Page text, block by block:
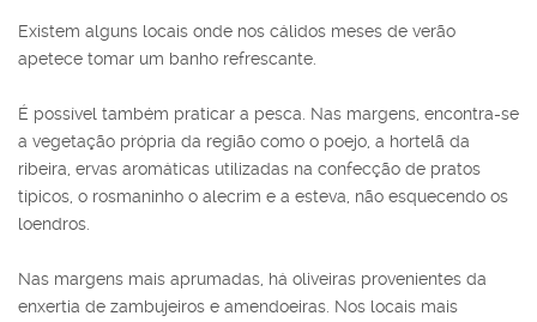
Existem alguns locais onde nos cálidos meses de verão
apetece tomar um banho refrescante.
É possível também praticar a pesca. Nas margens, encontra-se
a vegetação própria da região como o poejo, a hortelã da
ribeira, ervas aromáticas utilizadas na confecção de pratos
típicos, o rosmaninho o alecrim e a esteva, não esquecendo os
loendros.
Nas margens mais aprumadas, há oliveiras provenientes da
enxertia de zambujeiros e amendoeiras. Nos locais mais